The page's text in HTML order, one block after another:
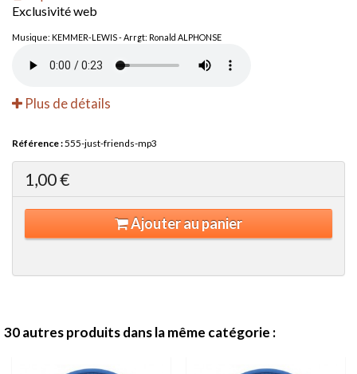
Exclusivité web
Musique: KEMMER-LEWIS - Arrgt: Ronald ALPHONSE
Plus de détails
Référence :555-just-friends-mp3
1,00 €
Ajouter au panier
30 autres produits dans la même catégorie :